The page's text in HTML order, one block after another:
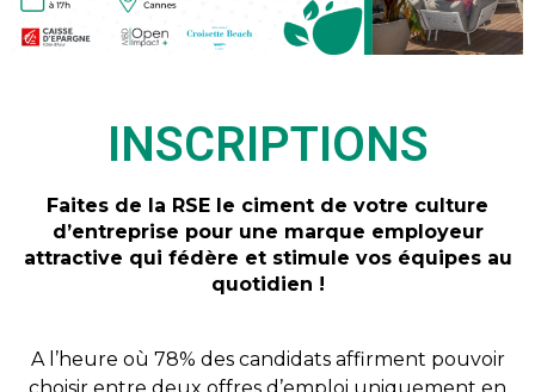
INSCRIPTIONS
Faites de la RSE le ciment de votre culture
d’entreprise pour une marque employeur
attractive qui fédère et stimule vos équipes au
quotidien !
A l’heure où 78% des candidats affirment pouvoir
choisir entre deux offres d’emploi uniquement en